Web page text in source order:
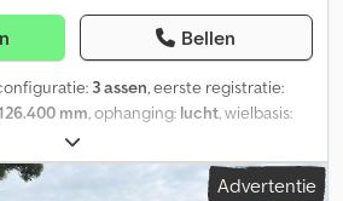
Bellen
3 assen, eerste registratie:
mm, ophanging: lucht, wielbasis:
, Bouwjaar:
= Dcodpfey Ultxex Ai Iok - BPW
= Meer informatie = Merk
Advertentie